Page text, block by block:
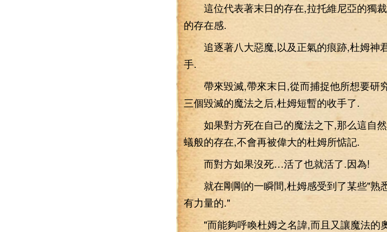
這位代表著末日的存在,拉托維尼亞的獨裁
的存在感.
追逐著八大惡魔,以及正氣的痕跡,杜姆神
手.
帶來毀滅,帶來末日,從而捕捉他所想要研
三個毀滅的魔法之后,杜姆短暫的收手了.
如果對方死在自己的魔法之下,那么這自
蟻般的存在,不會再被偉大的杜姆所惦記.
而對方如果沒死…活了也就活了.因為!
就在剛剛的一瞬間,杜姆感受到了某些"熟
有力量的."
"而能夠呼喚杜姆之名諱,而且又讓魔法的